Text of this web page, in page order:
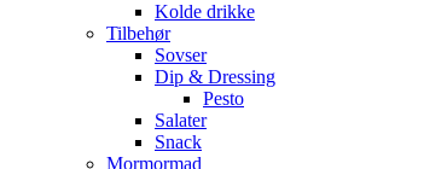
Kolde drikke
Tilbehør
Sovser
Dip & Dressing
Pesto
Salater
Snack
Mormormad